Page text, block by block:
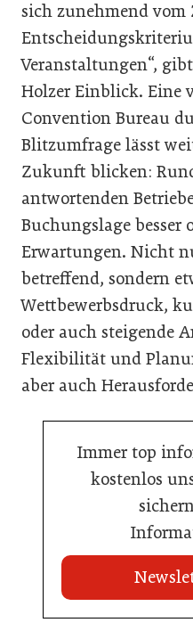
sich zunehmend vom
Veranstaltungen“,
Holzer Einblick. Eine
Convention Bureau
Blitzumfrage lässt
Zukunft blicken:
antwortenden
Buchungslage besser
Erwartungen. Nicht
betreffend, sondern
Wettbewerbsdruck,
oder auch steigende
Flexibilität und
aber auch
Immer top
kostenlos